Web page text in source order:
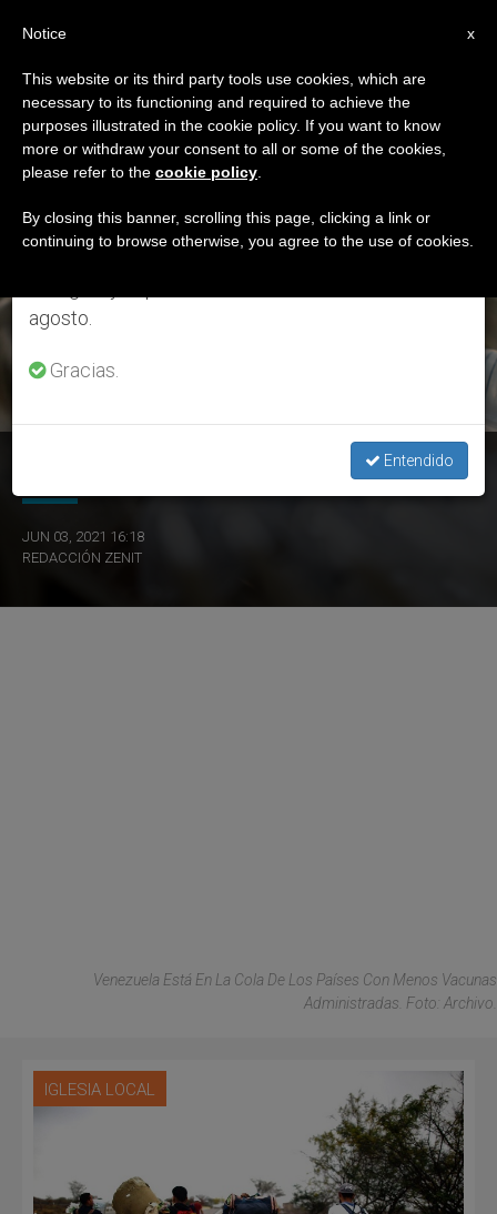
ETIQUETA
Posts Tagged
‘venezuela’
ÚLTIMAS NOTICIAS
JUN 03, 2021 16:18
REDACCIÓN ZENIT
Venezuela Está En La Cola De Los Países Con Menos Vacunas
Administradas. Foto: Archivo.
IGLESIA LOCAL
×
Aviso importante
Del 27 de julio al 7 de agosto haremos la pausa
anual, aprovechando que en el periodo de verano
se generan menos informaciones y también el
agosto.
Gracias.
Entendido
x
Notice
This website or its third party tools use cookies, which are
necessary to its functioning and required to achieve the
purposes illustrated in the cookie policy. If you want to know
more or withdraw your consent to all or some of the cookies,
please refer to the cookie policy
By closing this banner, scrolling this page, clicking a link or
continuing to browse otherwise, you agree to the use of cookies.